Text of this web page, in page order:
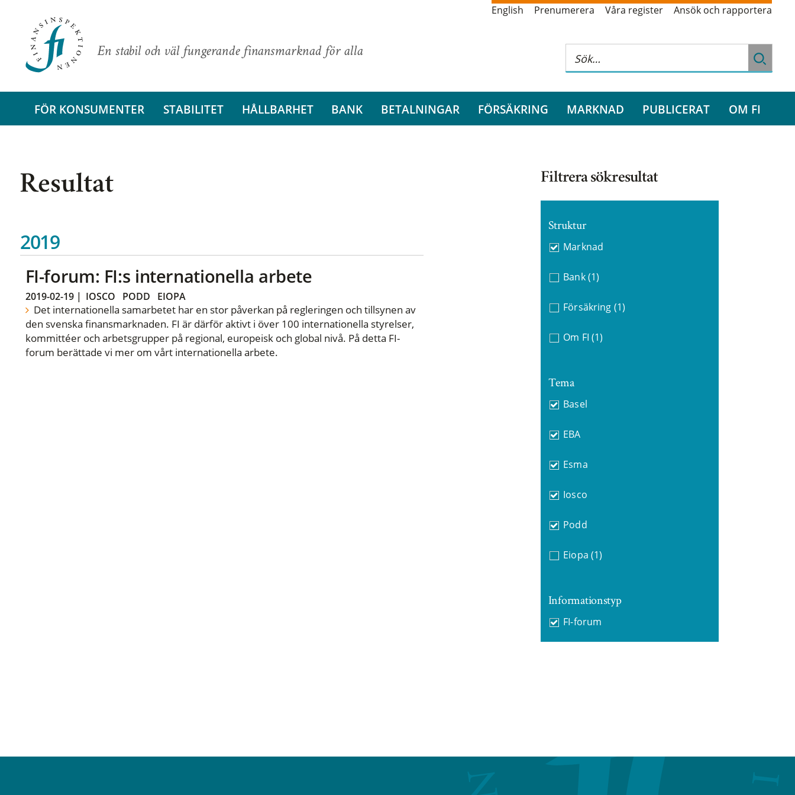
En stabil och väl fungerande finansmarknad för alla
English Prenumerera Våra register Ansök och rapportera
FÖR KONSUMENTER STABILITET HÅLLBARHET BANK BETALNINGAR FÖRSÄKRING MARKNAD PUBLICERAT OM FI
Resultat
2019
FI-forum: FI:s internationella arbete
2019-02-19| IOSCO PODD EIOPA
Det internationella samarbetet har en stor påverkan på regleringen och tillsynen av
den svenska finansmarknaden. FI är därför aktivt i över 100 internationella styrelser,
kommittéer och arbetsgrupper på regional, europeisk och global nivå. På detta FI-
forum berättade vi mer om vårt internationella arbete.
Filtrera sökresultat
Struktur
Marknad
Bank (1)
Försäkring (1)
Om FI (1)
Tema
Basel
EBA
Esma
Iosco
Podd
Eiopa (1)
Informationstyp
FI-forum